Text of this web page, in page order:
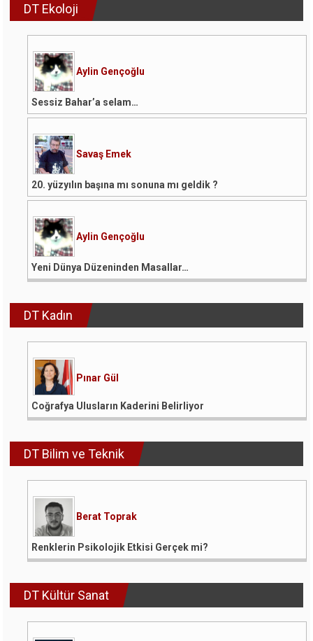
DT Ekoloji
Aylin Gençoğlu
Sessiz Bahar’a selam…
Savaş Emek
20. yüzyılın başına mı sonuna mı geldik ?
Aylin Gençoğlu
Yeni Dünya Düzeninden Masallar…
DT Kadın
Pınar Gül
Coğrafya Ulusların Kaderini Belirliyor
DT Bilim ve Teknik
Berat Toprak
Renklerin Psikolojik Etkisi Gerçek mi?
DT Kültür Sanat